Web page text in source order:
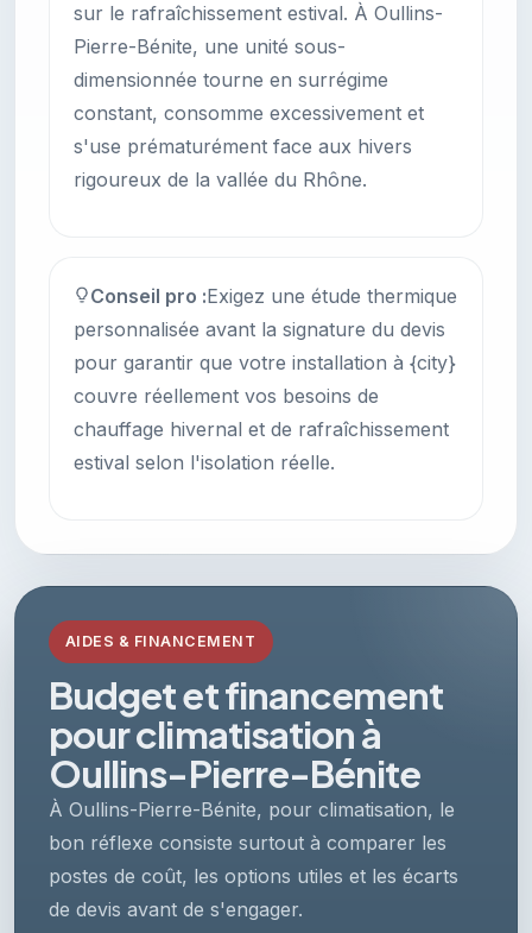
sur le rafraîchissement estival. À Oullins-
Pierre-Bénite, une unité sous-
dimensionnée tourne en surrégime
constant, consomme excessivement et
s'use prématurément face aux hivers
rigoureux de la vallée du Rhône.
Conseil pro :Exigez une étude thermique
personnalisée avant la signature du devis
pour garantir que votre installation à {city}
couvre réellement vos besoins de
chauffage hivernal et de rafraîchissement
estival selon l'isolation réelle.
AIDES & FINANCEMENT
Budget et financement
pour climatisation à
Oullins-Pierre-Bénite
À Oullins-Pierre-Bénite, pour climatisation, le
bon réflexe consiste surtout à comparer les
postes de coût, les options utiles et les écarts
de devis avant de s'engager.